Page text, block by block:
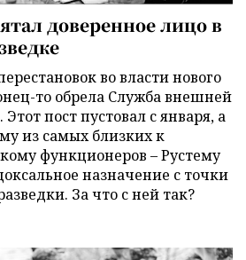
доверенное лицо в
во власти нового
то обрела Служба внешней
пост пустовал с января, а
из самых близких к
функционеров – Рустему
назначение с точки
За что с ней так?